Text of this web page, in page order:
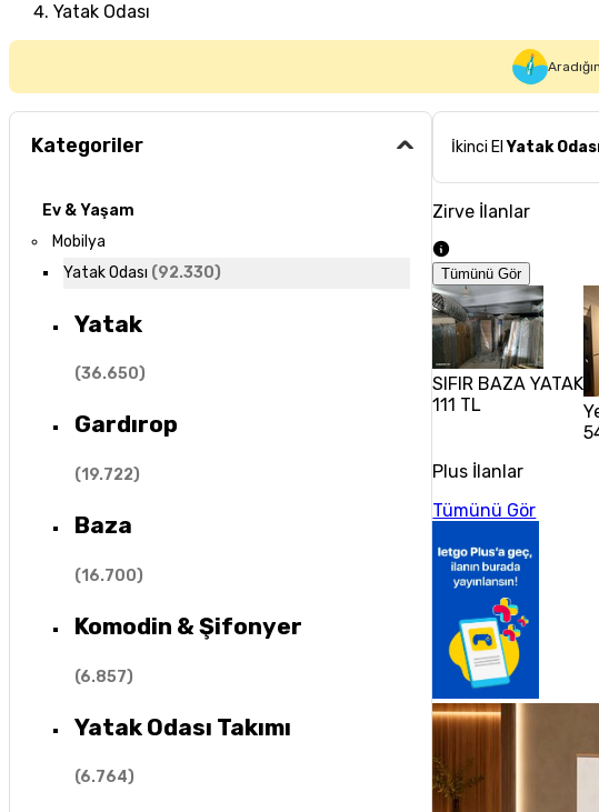
Yatak Odası
Kategoriler
Ev & Yaşam
Mobilya
Yatak Odası (92.330)
Yatak
(36.650)
Gardırop
(19.722)
Baza
(16.700)
Komodin & Şifonyer
(6.857)
Yatak Odası Takımı
(6.764)
İkinci ElYatak
Zirve İlanlar
Tümünü Gör
SIFIR BAZA YATAK
111 TL
Plus İlanlar
Tümünü Gör